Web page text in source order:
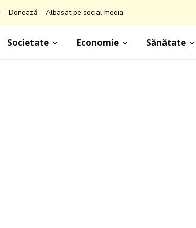
Donează Albasat pe social media
Societate Economie Sănătate